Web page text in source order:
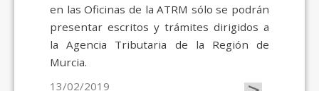
en las Oficinas de la ATRM sólo se podrán
presentar escritos y trámites dirigidos a
la Agencia Tributaria de la Región de
Murcia.
13/02/2019